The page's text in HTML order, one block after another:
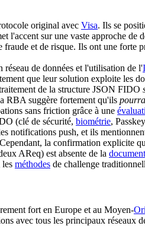
original avec Visa. Ils se
l'accent sur une vaste approche de
fraude et de risque. Ils ont une forte
réseau de données et l'utilisation de l'
que leur solution exploite les
de la structure JSON FIDO
RBA suggère fortement qu'ils
sans friction grâce à une
(clé de sécurité, biométrie,
notifications push, et ils
la confirmation explicite
AReq) est absente de la
les méthodes de challenge
fort en Europe et au Moyen-
avec tous les principaux réseaux